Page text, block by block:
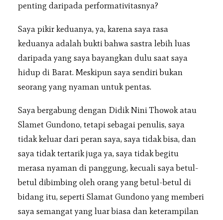
penting daripada performativitasnya?
Saya pikir keduanya, ya, karena saya rasa
keduanya adalah bukti bahwa sastra lebih luas
daripada yang saya bayangkan dulu saat saya
hidup di Barat. Meskipun saya sendiri bukan
seorang yang nyaman untuk pentas.
Saya bergabung dengan Didik Nini Thowok atau
Slamet Gundono, tetapi sebagai penulis, saya
tidak keluar dari peran saya, saya tidak bisa, dan
saya tidak tertarik juga ya, saya tidak begitu
merasa nyaman di panggung, kecuali saya betul-
betul dibimbing oleh orang yang betul-betul di
bidang itu, seperti Slamat Gundono yang memberi
saya semangat yang luar biasa dan keterampilan